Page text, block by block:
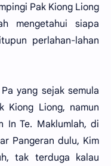
Pak Kiong Liong
mengetahui siapa
perlahan-lahan
yang sejak semula
Kiong Liong, namun
In Te. Maklumlah, di
Pangeran dulu, Kim
tak terduga kalau